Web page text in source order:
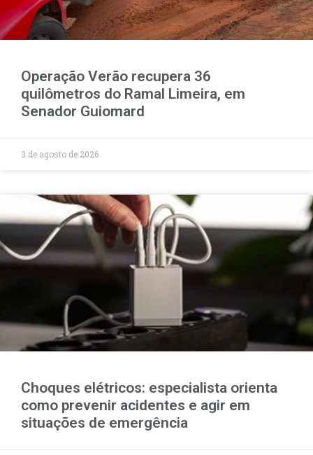
Operação Verão recupera 36
quilômetros do Ramal Limeira, em
Senador Guiomard
3 de agosto de 2026
Choques elétricos: especialista orienta
como prevenir acidentes e agir em
situações de emergência